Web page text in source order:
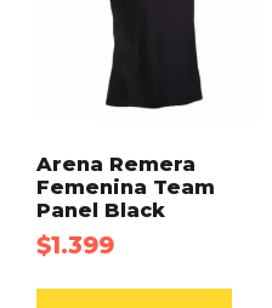
Arena Remera
Femenina Team
Panel Black
$1.399